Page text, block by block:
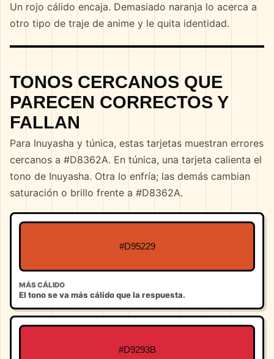
Un rojo cálido encaja. Demasiado naranja lo acerca a
otro tipo de traje de anime y le quita identidad.
TONOS CERCANOS QUE
PARECEN CORRECTOS Y
FALLAN
Para Inuyasha y túnica, estas tarjetas muestran errores
cercanos a #D8362A. En túnica, una tarjeta calienta el
tono de Inuyasha. Otra lo enfría; las demás cambian
saturación o brillo frente a #D8362A.
#D95229
MÁS CÁLIDO
El tono se va más cálido que la respuesta.
#D9293B